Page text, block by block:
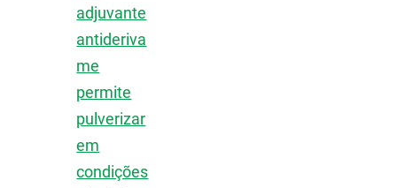
adjuvante
antideriva
me
permite
pulverizar
em
condições